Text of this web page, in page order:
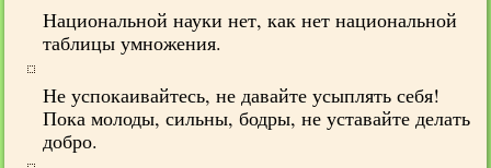
Национальной науки нет, как нет национальной
таблицы умножения.
Не успокаивайтесь, не давайте усыплять себя!
Пока молоды, сильны, бодры, не уставайте делать
добро.